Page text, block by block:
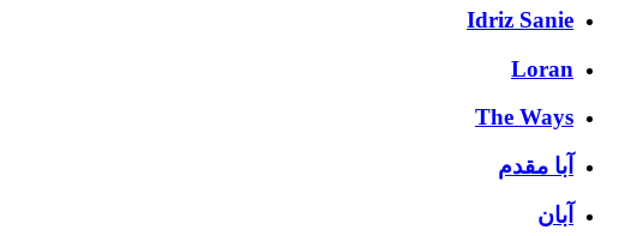
Idriz Sanie
Loran
The Ways
آبا مقدم
آبان